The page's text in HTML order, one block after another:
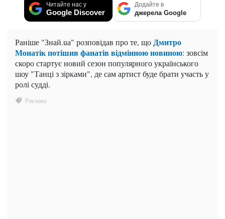
Читайте нас у
Google Discover
Додайте в
джерела Google
Раніше "Знай.uа" розповідав про те, щоДмитро
Монатік потішив фанатів відмінною новиною: зовсім
скоро стартує новий сезон популярного українського
шоу "Танці з зірками", де сам артист буде брати участь у
ролі судді.